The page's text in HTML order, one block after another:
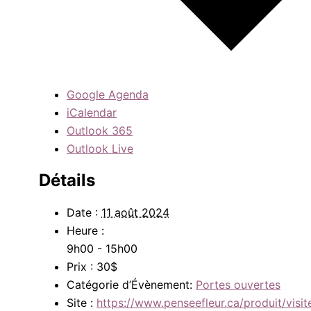
Google Agenda
iCalendar
Outlook 365
Outlook Live
Détails
Date : 11 août 2024
Heure :
9h00 - 15h00
Prix : 30$
Catégorie d’Évènement: Portes ouvertes
Site : https://www.penseefleur.ca/produit/